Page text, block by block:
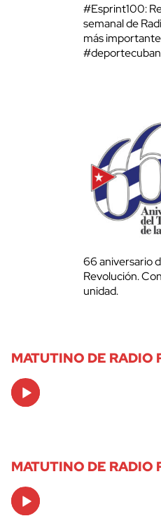
#Esprint100:
semanal de
más
66 aniversario
Revolución.
unidad.
MATUTINO DE RADIO
Audio
Player
MATUTINO DE RADIO
Audio
Player